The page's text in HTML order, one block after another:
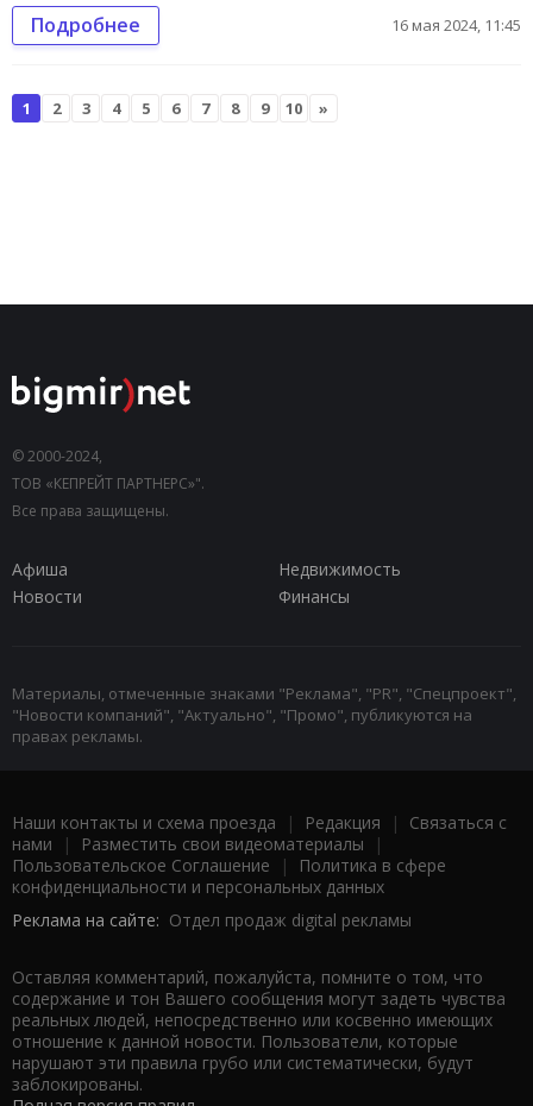
Подробнее 16 мая 2024, 11:45
1 2 3 4 5 6 7 8 9 10 »
© 2000-2024,
ТОВ «КЕПРЕЙТ ПАРТНЕРС»".
Все права защищены.
Афиша
Недвижимость
Новости
Финансы
Материалы, отмеченные знаками "Реклама", "PR", "Спецпроект",
"Новости компаний", "Актуально", "Промо", публикуются на
правах рекламы.
Наши контакты и схема проезда | Редакция | Связаться с
нами | Разместить свои видеоматериалы |
Пользовательское Соглашение |
Политика в сфере
конфиденциальности и персональных данных
Реклама на сайте: Отдел продаж digital рекламы
Оставляя комментарий, пожалуйста, помните о том, что
содержание и тон Вашего сообщения могут задеть чувства
реальных людей, непосредственно или косвенно имеющих
отношение к данной новости. Пользователи, которые
нарушают эти правила грубо или систематически, будут
заблокированы.